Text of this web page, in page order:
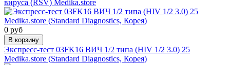
вируса (RSV) Medika.store
0 руб
В корзину
Экспресс-тест 03FK16 ВИЧ 1/2 типа (HIV 1/2 3.0) 25
Medika.store (Standard Diagnostics, Корея)